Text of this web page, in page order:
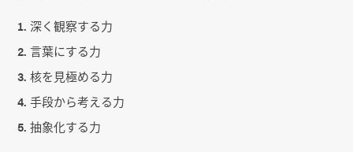
深く観察する力
言葉にする力
核を見極める力
手段から考える力
抽象化する力